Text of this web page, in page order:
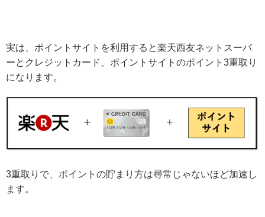
実は、ポイントサイトを利用すると楽天西友ネットスーパ
ーとクレジットカード、ポイントサイトのポイント3重取り
になります。
3重取りで、ポイントの貯まり方は尋常じゃないほど加速し
ます。